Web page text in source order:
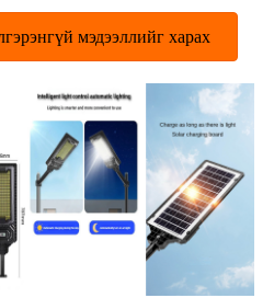
мэдээллийг харах